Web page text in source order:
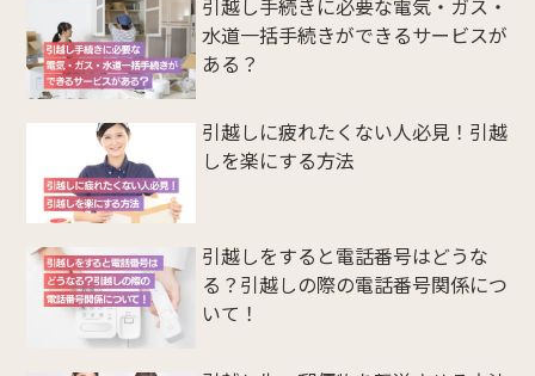
引越し手続きに必要な電気・ガス・
水道一括手続きができるサービスが
ある？
引越しに疲れたくない人必見！引越
しを楽にする方法
引越しをすると電話番号はどうな
る？引越しの際の電話番号関係につ
いて！